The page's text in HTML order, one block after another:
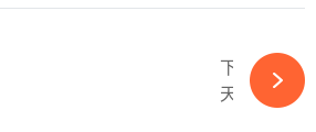
下一篇
天合光能宣布重大利好，天合富家终止分拆上市！-365wm完美体育官网